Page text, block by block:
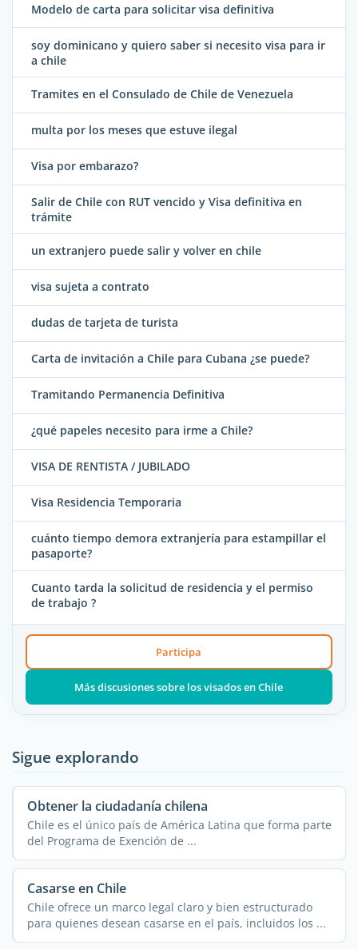
Modelo de carta para solicitar visa definitiva
soy dominicano y quiero saber si necesito visa para ir
a chile
Tramites en el Consulado de Chile de Venezuela
multa por los meses que estuve ilegal
Visa por embarazo?
Salir de Chile con RUT vencido y Visa definitiva en
trámite
un extranjero puede salir y volver en chile
visa sujeta a contrato
dudas de tarjeta de turista
Carta de invitación a Chile para Cubana ¿se puede?
Tramitando Permanencia Definitiva
¿qué papeles necesito para irme a Chile?
VISA DE RENTISTA / JUBILADO
Visa Residencia Temporaria
cuánto tiempo demora extranjería para estampillar el
pasaporte?
Cuanto tarda la solicitud de residencia y el permiso
de trabajo ?
Participa
Más discusiones sobre los visados en Chile
Sigue explorando
Obtener la ciudadanía chilena
Chile es el único país de América Latina que forma parte
del Programa de Exención de ...
Casarse en Chile
Chile ofrece un marco legal claro y bien estructurado
para quienes desean casarse en el país, incluidos los ...